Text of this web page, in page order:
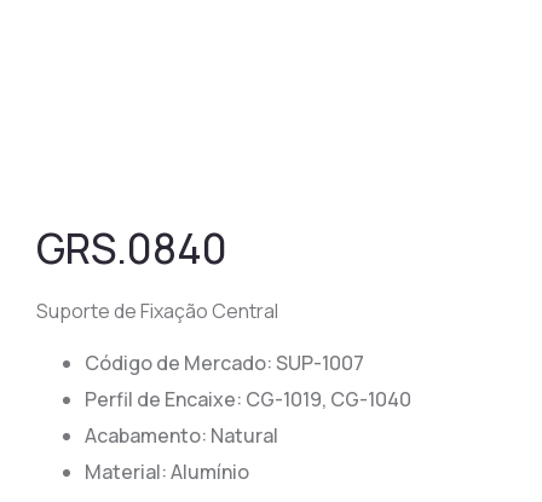
GRS.0840
Suporte de Fixação Central
Código de Mercado: SUP-1007
Perfil de Encaixe: CG-1019, CG-1040
Acabamento: Natural
Material: Alumínio